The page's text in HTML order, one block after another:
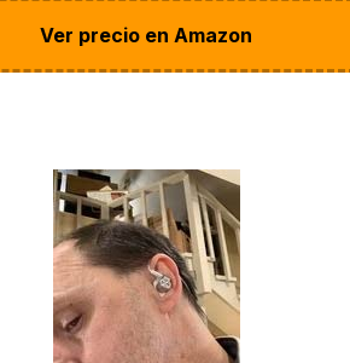
Ver precio en Amazon